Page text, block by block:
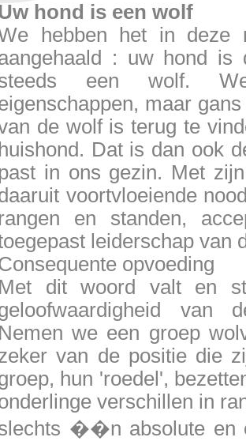
hond is een wolf
hebben het in deze
: uw hond
een wolf.
maar
de wolf is terug te
huishond. Dat is dan ook
in ons gezin. Met
voortvloeiende
en standen,
leiderschap van
opvoeding
Met dit woord valt en
van
Nemen we een groep
van de positie die
hun 'roedel',
verschillen in
��n absolute en